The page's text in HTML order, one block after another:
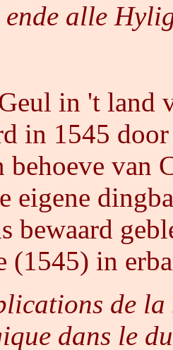
alle
in 't land
in 1545
behoeve van
eigene
bewaard
(1545) in
de la
dans le